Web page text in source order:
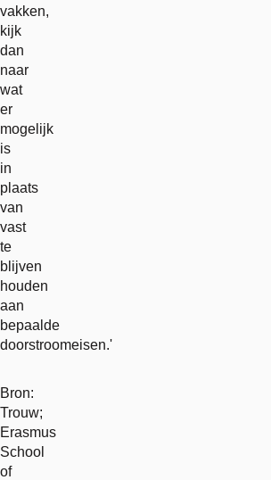
vakken,
kijk
dan
naar
wat
er
mogelijk
is
in
plaats
van
vast
te
blijven
houden
aan
bepaalde
doorstroomeisen.'
Bron:
Trouw;
Erasmus
School
of